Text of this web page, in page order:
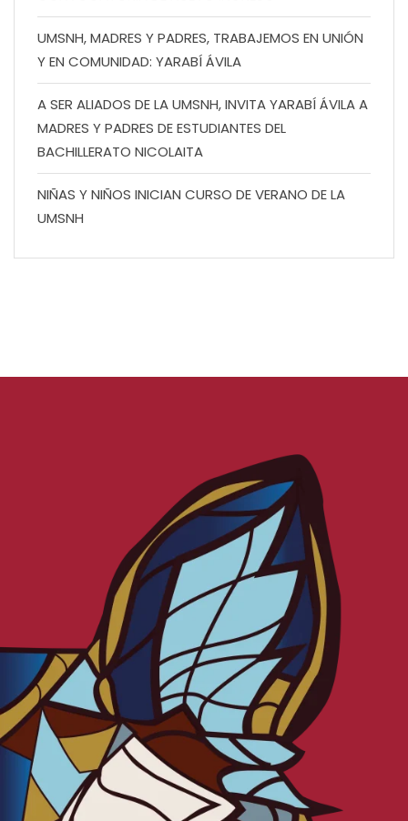
UMSNH, MADRES Y PADRES, TRABAJEMOS EN UNIÓN
Y EN COMUNIDAD: YARABÍ ÁVILA
A SER ALIADOS DE LA UMSNH, INVITA YARABÍ ÁVILA A
MADRES Y PADRES DE ESTUDIANTES DEL
BACHILLERATO NICOLAITA
NIÑAS Y NIÑOS INICIAN CURSO DE VERANO DE LA
UMSNH